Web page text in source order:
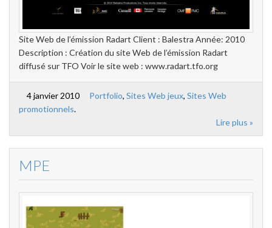
Site Web de l’émission Radart Client : Balestra Année: 2010
Description : Création du site Web de l’émission Radart
diffusé sur TFO Voir le site web : www.radart.tfo.org
4 janvier 2010 Portfolio, Sites Web jeux, Sites Web
promotionnels.
Lire plus »
MPE